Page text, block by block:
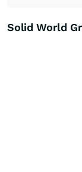
Solid World